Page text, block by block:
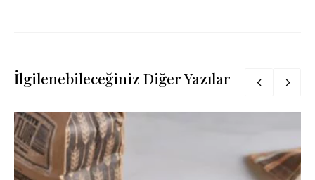
İlgilenebileceğiniz Diğer Yazılar